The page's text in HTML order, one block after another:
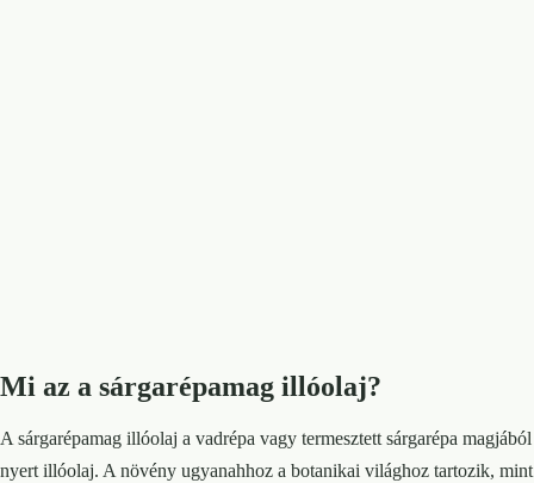
Mi az a sárgarépamag illóolaj?
A sárgarépamag illóolaj a vadrépa vagy termesztett sárgarépa magjából
nyert illóolaj. A növény ugyanahhoz a botanikai világhoz tartozik, mint